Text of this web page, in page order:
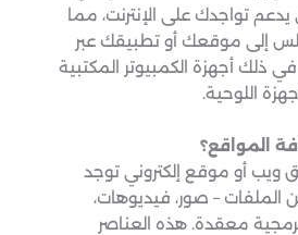
تواجدك على الإنترنت، مما
إلى موقعك أو تطبيقك عبر
ذلك أجهزة الكمبيوتر المكتبية
اللوحية.
المواقع؟
أو موقع إلكتروني توجد
– صور، فيديوهات،
معقدة. هذه العناصر